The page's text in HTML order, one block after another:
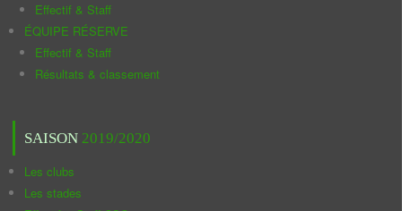
Effectif & Staff
ÉQUIPE RÉSERVE
Effectif & Staff
Résultats & classement
SAISON 2019/2020
Les clubs
Les stades